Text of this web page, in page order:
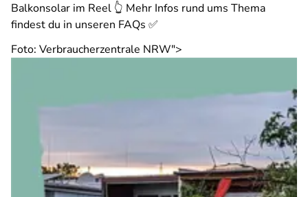
Balkonsolar im Reel 👆 Mehr Infos rund ums Thema
findest du in unseren FAQs ✅
Foto: Verbraucherzentrale NRW">